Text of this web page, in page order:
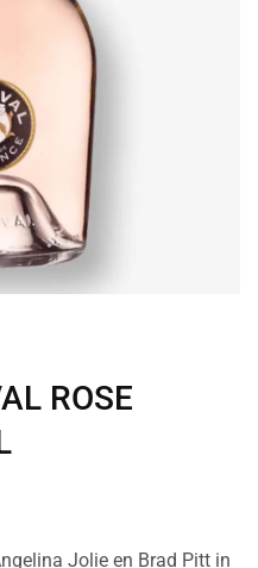
ROSE
Jolie en Brad Pitt in